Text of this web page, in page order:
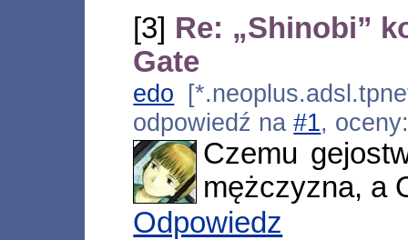
[3] Re: „Shinobi”
Gate
edo
odpowiedź na#1,
Czemu
mężczyzna, a
Odpowiedz